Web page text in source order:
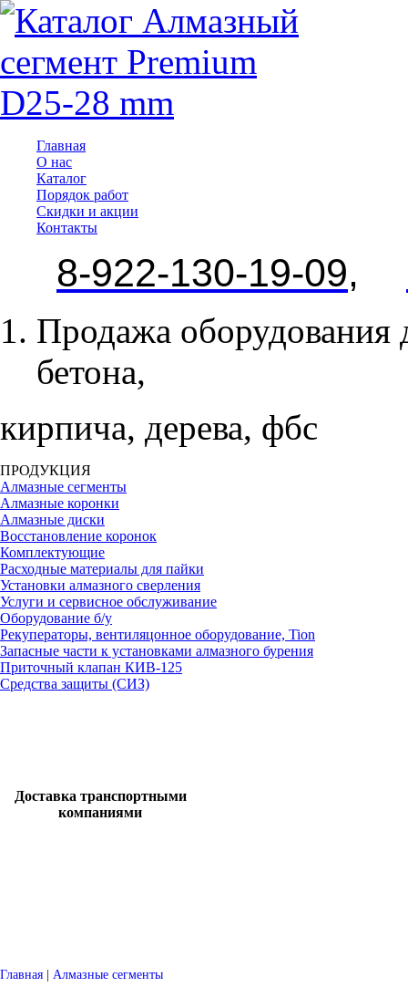
Главная
О нас
Каталог
Порядок работ
Скидки и акции
Контакты
8-922-130-19-09,
Продажа оборудования
бетона,
кирпича, дерева, фбс
ПРОДУКЦИЯ
Алмазные сегменты
Алмазные коронки
Алмазные диски
Восстановление коронок
Комплектующие
Расходные материалы для пайки
Установки алмазного сверления
Услуги и сервисное обслуживание
Оборудование б/у
Рекуператоры, вентиляцонное оборудование, Tion
Запасные части к установками алмазного бурения
Приточный клапан КИВ-125
Средства защиты (СИЗ)
Доставка транспортными
компаниями
Главная Алмазные сегменты